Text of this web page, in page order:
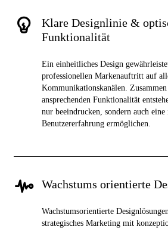
Klare Designlinie &
Funktionalität
Ein einheitliches Design
professionellen Markenauftritt auf
Kommunikationskanälen.
ansprechenden Funktionalität
nur beeindrucken, sondern auch
Benutzererfahrung ermöglichen.
Wachstums orientierte
Wachstumsorientierte
strategisches Marketing mit